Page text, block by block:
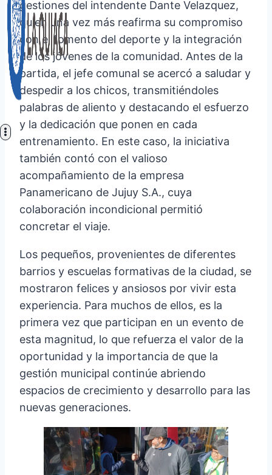
gestiones del intendente Dante Velazquez,
quien una vez más reafirma su compromiso
con el fomento del deporte y la integración
de los jóvenes de la comunidad. Antes de la
partida, el jefe comunal se acercó a saludar y
despedir a los chicos, transmitiéndoles
palabras de aliento y destacando el esfuerzo
y la dedicación que ponen en cada
entrenamiento. En este caso, la iniciativa
también contó con el valioso
acompañamiento de la empresa
Panamericano de Jujuy S.A., cuya
colaboración incondicional permitió
concretar el viaje.
Los pequeños, provenientes de diferentes
barrios y escuelas formativas de la ciudad, se
mostraron felices y ansiosos por vivir esta
experiencia. Para muchos de ellos, es la
primera vez que participan en un evento de
esta magnitud, lo que refuerza el valor de la
oportunidad y la importancia de que la
gestión municipal continúe abriendo
espacios de crecimiento y desarrollo para las
nuevas generaciones.